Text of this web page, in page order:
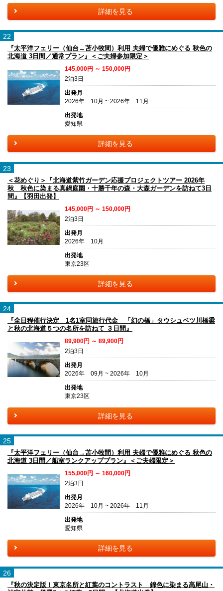
詳細を見る
22
『太平洋フェリー（仙台→苫小牧間）利用 夫婦で優雅にめぐる 秋色の
北海道 3日間／通常プラン』＜ご夫婦参加限定＞
145,000円 ～ 150,000円
2泊3日
出発月
2026年 10月 ~ 2026年 11月
出発地
愛知県
詳細を見る
23
＜花めぐり＞『北海道紫竹ガーデン応援プロジェクトツアー 2026年
秋 秋色に染まる真鍋庭園・十勝千年の森・大森ガーデンを訪ねて3日
間』【羽田出発】
145,000円 ～ 150,000円
2泊3日
出発月
2026年 10月
出発地
東京23区
詳細を見る
24
『全日程催行決定 1名1室同旅行代金 「幻の橋」タウシュベツ川橋梁
と秋の北海道５つの名所を訪ねて ３日間』
89,900円 ～ 89,900円
2泊3日
出発月
2026年 09月 ~ 2026年 10月
出発地
東京23区
詳細を見る
25
『太平洋フェリー（仙台→苫小牧間）利用 夫婦で優雅にめぐる 秋色の
北海道 3日間／船室ランクアッププラン』＜ご夫婦限定＞
155,000円 ～ 160,000円
2泊3日
出発月
2026年 10月 ~ 2026年 11月
出発地
愛知県
詳細を見る
26
『秋の決定版！東京名所と紅葉のコントラスト 錦色に染まる高尾山・